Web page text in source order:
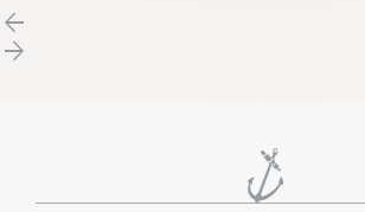
llegada al lugar
planificarse
de buenas prácticas
arrow_back
arrow_forward